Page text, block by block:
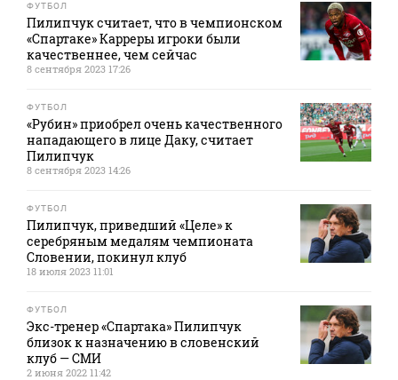
ФУТБОЛ
Пилипчук считает, что в чемпионском
«Спартаке» Карреры игроки были
качественнее, чем сейчас
8 сентября 2023 17:26
ФУТБОЛ
«Рубин» приобрел очень качественного
нападающего в лице Даку, считает
Пилипчук
8 сентября 2023 14:26
ФУТБОЛ
Пилипчук, приведший «Целе» к
серебряным медалям чемпионата
Словении, покинул клуб
18 июля 2023 11:01
ФУТБОЛ
Экс-тренер «Спартака» Пилипчук
близок к назначению в словенский
клуб — СМИ
2 июня 2022 11:42